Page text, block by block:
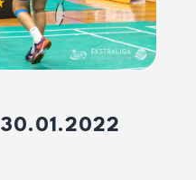
30.01.2022